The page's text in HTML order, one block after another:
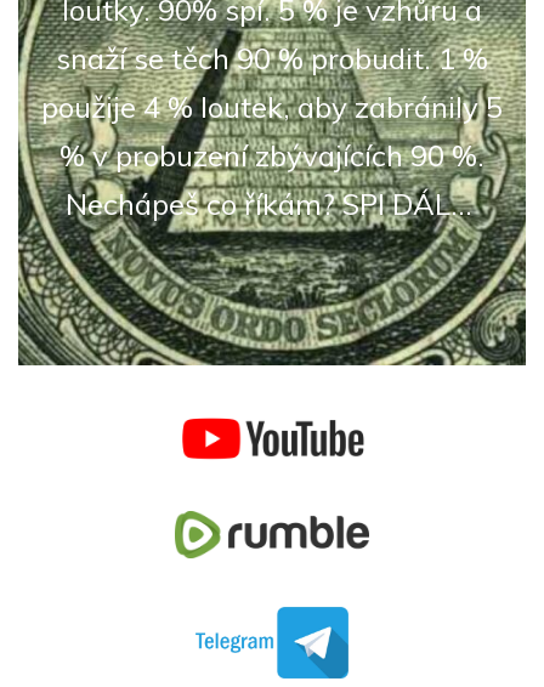
loutky. 90% spí. 5 % je vzhůru a
snaží se těch 90 % probudit. 1 %
použije 4 % loutek, aby zabránily 5
% v probuzení zbývajících 90 %.
Nechápeš co říkám? SPI DÁL...